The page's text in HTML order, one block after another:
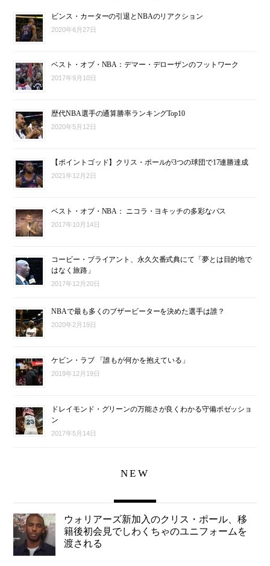
ビンス・カーターの引退とNBAのリアクション
2020年6月27日
ベスト・オブ・NBA：デマー・デローザンのフットワーク
2017年9月10日
歴代NBA選手の通算勝率ランキングTop10
2020年5月12日
【ポイントゴッド】クリス・ポールが3つの球団で17連勝達成
2021年12月2日
ベスト・オブ・NBA： ニコラ・ヨキッチの多彩なパス
2017年10月14日
コービー・ブライアント、永久欠番式典にて「夢とは目的地で
はなく旅路」
2017年12月20日
NBAで最も多くのブザービーターを決めた選手は誰？
2020年2月19日
ケビン・ラブ 「誰もが何かを抱えている」
2019年12月19日
ドレイモンド・グリーンの万能さが良くわかる守備ポゼッショ
ン
2017年5月14日
NEW
ウォリアーズ新加入のクリス・ポール、移
籍後初会見でしわくちゃのユニフォームを
渡される